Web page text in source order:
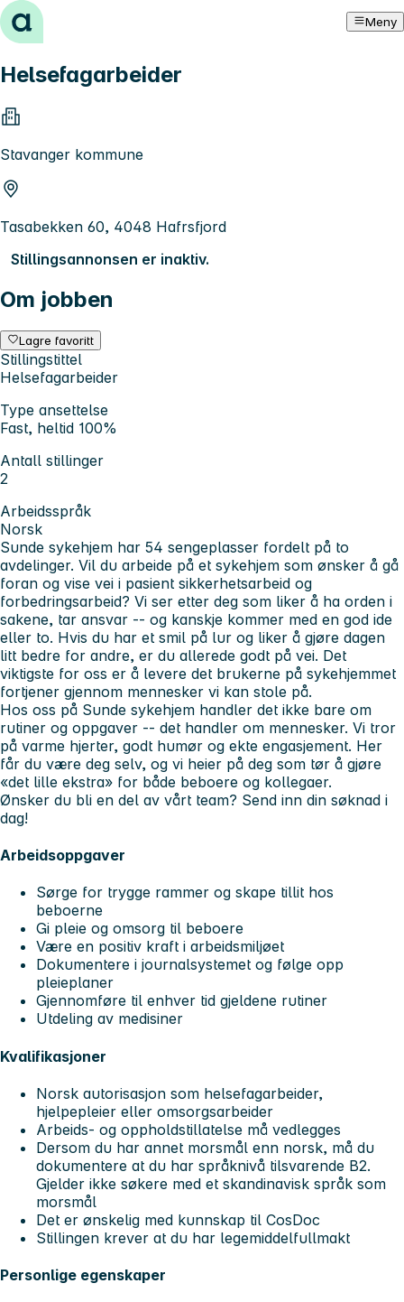
Hopp til innhold Meny
Helsefagarbeider
Stavanger kommune
Tasabekken 60, 4048 Hafrsfjord
Stillingsannonsen er inaktiv.
Om jobben
Lagre favoritt
Stillingstittel
Helsefagarbeider
Type ansettelse
Fast, heltid 100%
Antall stillinger
2
Arbeidsspråk
Norsk
Sunde sykehjem har 54 sengeplasser fordelt på to
avdelinger. Vil du arbeide på et sykehjem som ønsker å gå
foran og vise vei i pasient sikkerhetsarbeid og
forbedringsarbeid? Vi ser etter deg som liker å ha orden i
sakene, tar ansvar -- og kanskje kommer med en god ide
eller to. Hvis du har et smil på lur og liker å gjøre dagen
litt bedre for andre, er du allerede godt på vei. Det
viktigste for oss er å levere det brukerne på sykehjemmet
fortjener gjennom mennesker vi kan stole på.
Hos oss på Sunde sykehjem handler det ikke bare om
rutiner og oppgaver -- det handler om mennesker. Vi tror
på varme hjerter, godt humør og ekte engasjement. Her
får du være deg selv, og vi heier på deg som tør å gjøre
«det lille ekstra» for både beboere og kollegaer.
Ønsker du bli en del av vårt team? Send inn din søknad i
dag!
Arbeidsoppgaver
Sørge for trygge rammer og skape tillit hos
beboerne
Gi pleie og omsorg til beboere
Være en positiv kraft i arbeidsmiljøet
Dokumentere i journalsystemet og følge opp
pleieplaner
Gjennomføre til enhver tid gjeldene rutiner
Utdeling av medisiner
Kvalifikasjoner
Norsk autorisasjon som helsefagarbeider,
hjelpepleier eller omsorgsarbeider
Arbeids- og oppholdstillatelse må vedlegges
Dersom du har annet morsmål enn norsk, må du
dokumentere at du har språknivå tilsvarende B2.
Gjelder ikke søkere med et skandinavisk språk som
morsmål
Det er ønskelig med kunnskap til CosDoc
Stillingen krever at du har legemiddelfullmakt
Personlige egenskaper